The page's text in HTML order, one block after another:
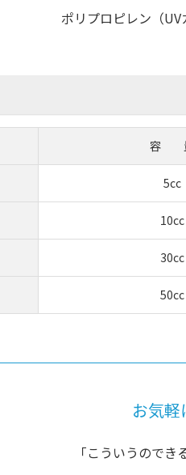
ポリプロピレン（UV
容
5cc
10cc
30cc
50cc
お気軽
「こういうのでき